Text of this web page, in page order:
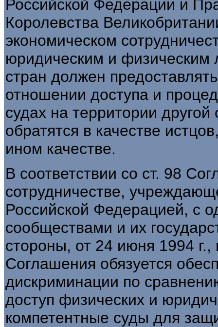
Российской Федерации и
Королевства
экономическом
юридическим и физическим
стран должен
отношении доступа и
судах на территории
обратятся в качестве
ином качестве.
В соответствии со ст. 98
сотрудничестве,
Российской Федерацией, с
сообществами и их
стороны, от 24 июня 1994 г.,
Соглашения обязуется
дискриминации по
доступ физических и
компетентные суды для